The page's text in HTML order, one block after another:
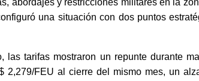
abordajes y restricciones militares en la
una situación con dos puntos
las tarifas mostraron un repunte durante
2,279/FEU al cierre del mismo mes, un